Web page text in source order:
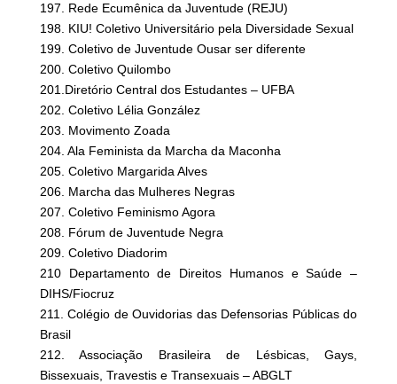
197. Rede Ecumênica da Juventude (REJU)
198. KIU! Coletivo Universitário pela Diversidade Sexual
199. Coletivo de Juventude Ousar ser diferente
200. Coletivo Quilombo
201.Diretório Central dos Estudantes – UFBA
202. Coletivo Lélia González
203. Movimento Zoada
204. Ala Feminista da Marcha da Maconha
205. Coletivo Margarida Alves
206. Marcha das Mulheres Negras
207. Coletivo Feminismo Agora
208. Fórum de Juventude Negra
209. Coletivo Diadorim
210 Departamento de Direitos Humanos e Saúde –
DIHS/Fiocruz
211. Colégio de Ouvidorias das Defensorias Públicas do
Brasil
212. Associação Brasileira de Lésbicas, Gays,
Bissexuais, Travestis e Transexuais – ABGLT